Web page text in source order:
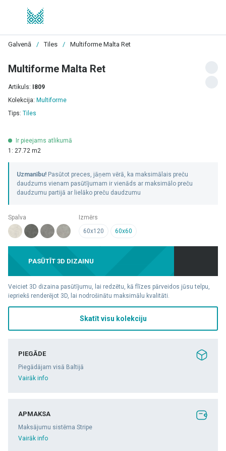
Galvenā / Tiles / Multiforme Malta Ret
Multiforme Malta Ret
Artikuls:
I809
Kolekcija: Multiforme
Tips: Tiles
Ir pieejams atlikumā
1: 27.72 m2
Uzmanību! Pasūtot preces, jāņem vērā, ka maksimālais preču
daudzums vienam pasūtījumam ir vienāds ar maksimālo preču
daudzumu partijā ar lielāko preču daudzumu
Spalva
Izmērs
60x120
60x60
PASŪTĪT 3D DIZAINU
Veiciet 3D dizaina pasūtījumu, lai redzētu, kā flīzes pārveidos jūsu telpu,
iepriekš renderējot 3D, lai nodrošinātu maksimālu kvalitāti.
Skatīt visu kolekciju
PIEGĀDE
Piegādājam visā Baltijā
Vairāk info
APMAKSA
Maksājumu sistēma Stripe
Vairāk info